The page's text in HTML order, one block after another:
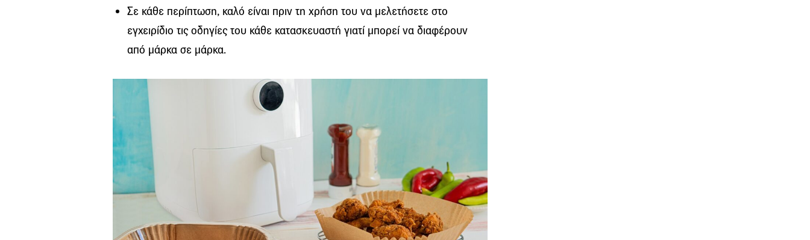
Σε κάθε περίπτωση, καλό είναι πριν τη χρήση του να μελετήσετε στο
εγχειρίδιο τις οδηγίες του κάθε κατασκευαστή γιατί μπορεί να διαφέρουν
από μάρκα σε μάρκα.